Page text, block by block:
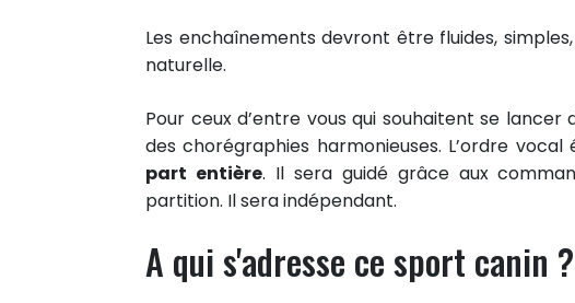
Les enchaînements devront être fluides,
naturelle.
Pour ceux d’entre vous qui souhaitent se
des chorégraphies harmonieuses. L’ordre vocal
part entière. Il sera guidé grâce aux
partition. Il sera indépendant.
A qui s'adresse ce sport canin ?